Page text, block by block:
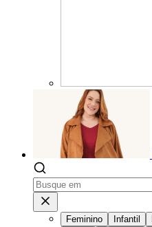
Feminino Infantil